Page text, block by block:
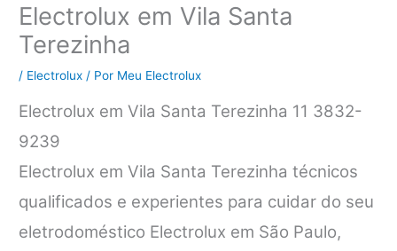
Electrolux em Vila Santa
Terezinha
/ Electrolux / Por Meu Electrolux
Electrolux em Vila Santa Terezinha 11 3832-
9239
Electrolux em Vila Santa Terezinha técnicos
qualificados e experientes para cuidar do seu
eletrodoméstico Electrolux em São Paulo,